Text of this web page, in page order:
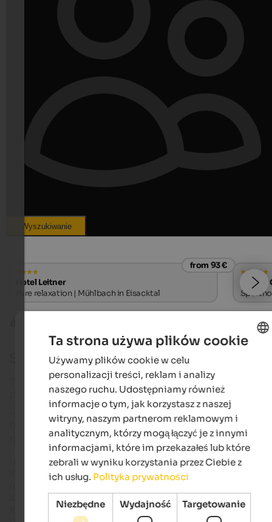
Wyszukiwanie
from 93 €
Hotel Leitner
Pure relaxation | Mühlbach in Eisacktal
Sarner Gschick
Tradycja z Sarentino do potęgi szóstej! W dialekcie
Południowego Tyrolu "gschickt" oznacza nie tylko
"zręczny" jako czas przeszły od schicken, ale jest
również przymiotnikiem w znaczeniu
rzemiośle", "praktycznie nastawiony".
I dokładnie tacy są, sześciu rzemieślników z doliny Sarentino,
która rozciąga się odBolzanodo Penser Joch. Połączyli siły w
ramach współpracy o nazwie "Sarner Gschick", aby lepiej
sprzedawać swoje produkty. Rzeźbiarz w drewnie Isak
Runggaldier, hafciarze Georg i Ulrich Thaler, tokarz Fritz
Ta strona używa plików cookie
Używamy plików cookie w celu
personalizacji treści, reklam i analizy
naszego ruchu. Udostępniamy również
informacje o tym, jak korzystasz z naszej
witryny, naszym partnerom reklamowym i
analitycznym, którzy mogą łączyć je z innymi
informacjami, które im przekazałeś lub które
zebrali w wyniku korzystania przez Ciebie z
ich usług. Polityka prywatności
Niezbędne Wydajność Targetowanie